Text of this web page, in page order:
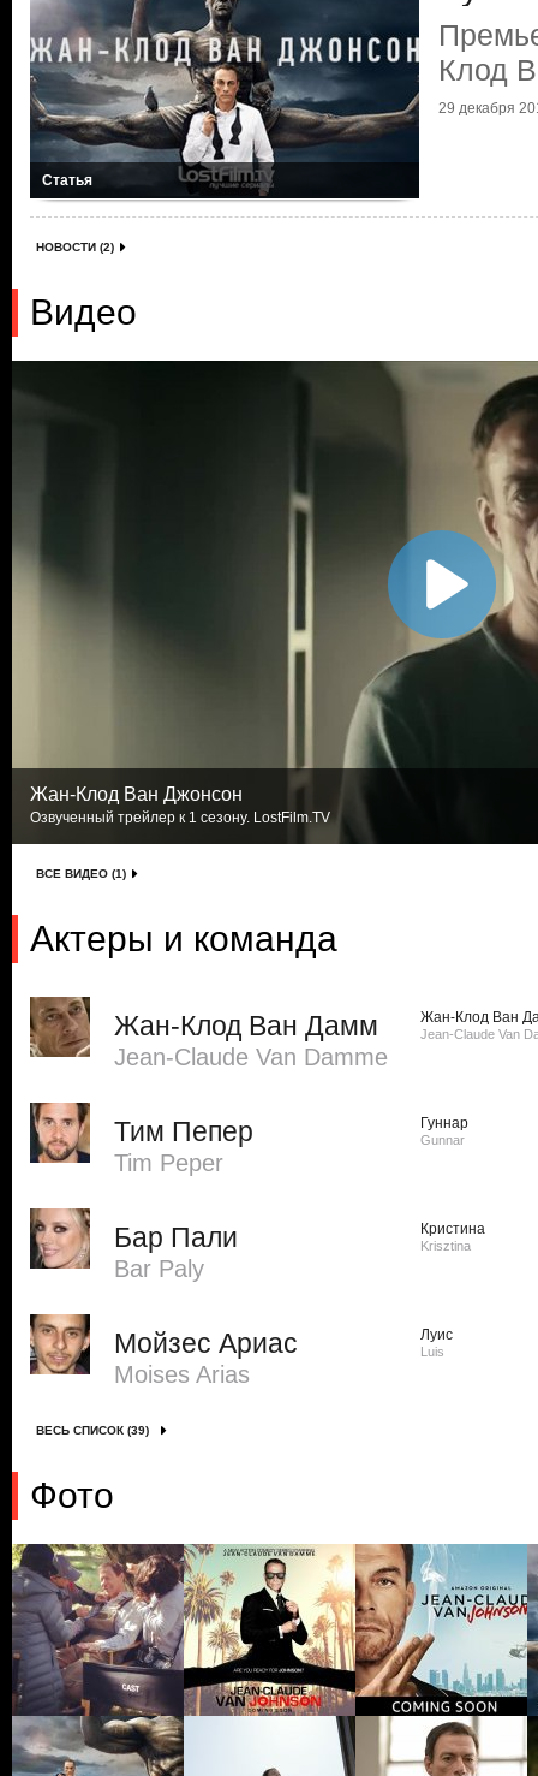
Статья
Клод
29 декабря
НОВОСТИ (2)
Видео
Жан-Клод Ван Джонсон
Озвученный трейлер к 1 сезону. LostFilm.TV
ВСЕ ВИДЕО (1)
Актеры и команда
Жан-Клод Ван Дамм
Jean-Claude Van Damme
Жан-Клод Ван
Jean-Claude Van
Тим Пепер
Tim Peper
Гуннар
Gunnar
Бар Пали
Bar Paly
Кристина
Krisztina
Мойзес Ариас
Moises Arias
Луис
Luis
ВЕСЬ СПИСОК (39)
Фото